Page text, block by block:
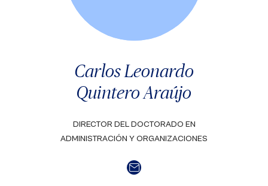
Carlos Leonardo
Quintero Araújo
DIRECTOR DEL DOCTORADO EN
ADMINISTRACIÓN Y ORGANIZACIONES